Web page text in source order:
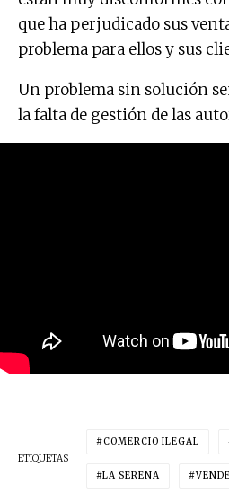
que ha perjudicado sus
problema para ellos y sus
Un problema sin solución
la falta de gestión de las
ETIQUETAS
COMERCIO ILEGAL
LA SERENA